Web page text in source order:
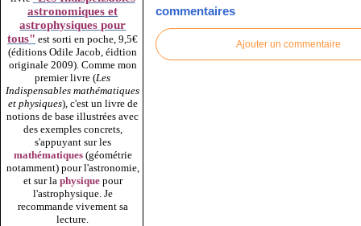
astronomiques et
astrophysiques pour
tous" est sorti en poche, 9,5€
(éditions Odile Jacob, éidtion
originale 2009). Comme mon
premier livre (Les
Indispensables mathématiques
et physiques), c'est un livre de
notions de base illustrées avec
des exemples concrets,
s'appuyant sur les
mathématiques(géométrie
notamment) pour l'astronomie,
et sur la physiquepour
l'astrophysique. Je
recommande vivement sa
lecture.
commentaires
Ajouter un commentaire